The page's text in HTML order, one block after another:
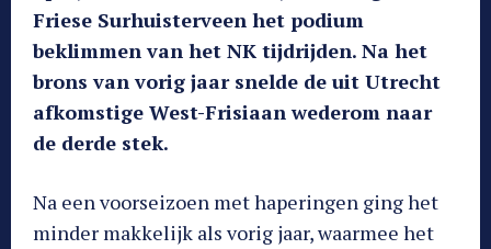
Friese Surhuisterveen het podium
beklimmen van het NK tijdrijden. Na het
brons van vorig jaar snelde de uit Utrecht
afkomstige West-Frisiaan wederom naar
de derde stek.
Na een voorseizoen met haperingen ging het
minder makkelijk als vorig jaar, waarmee het